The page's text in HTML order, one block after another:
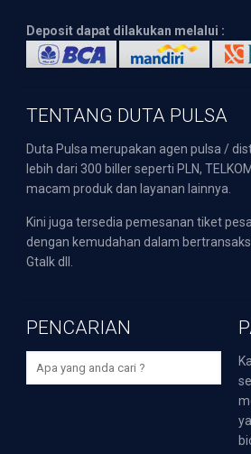
Deposit dapat dilakukan melalui :
TENTANG DUTA PULSA
Duta Pulsa merupakan agen pulsa /
lebih dari 300 biller seperti PLN,
macam produk dan layanan lainnya.
Kini juga tersedia pemesanan tiket
dengan kemudahan dalam
Gtalk dll.
PENCARIAN